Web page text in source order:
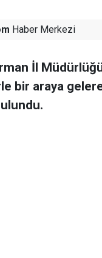
Haber Merkezi
İl
bir araya